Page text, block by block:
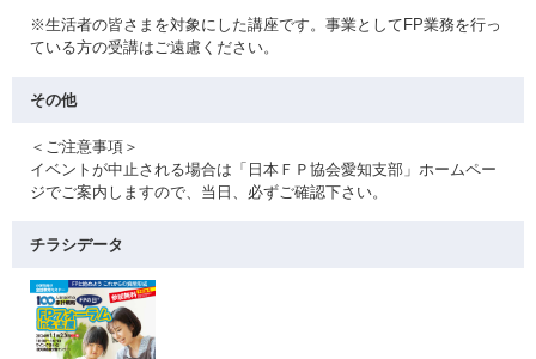
※生活者の皆さまを対象にした講座です。事業としてFP業務を行っ
ている方の受講はご遠慮ください。
その他
＜ご注意事項＞
イベントが中止される場合は「日本ＦＰ協会愛知支部」ホームペー
ジでご案内しますので、当日、必ずご確認下さい。
チラシデータ